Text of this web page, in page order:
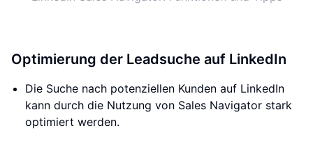
Optimierung der Leadsuche auf LinkedIn
Die Suche nach potenziellen Kunden auf LinkedIn
kann durch die Nutzung von Sales Navigator stark
optimiert werden.